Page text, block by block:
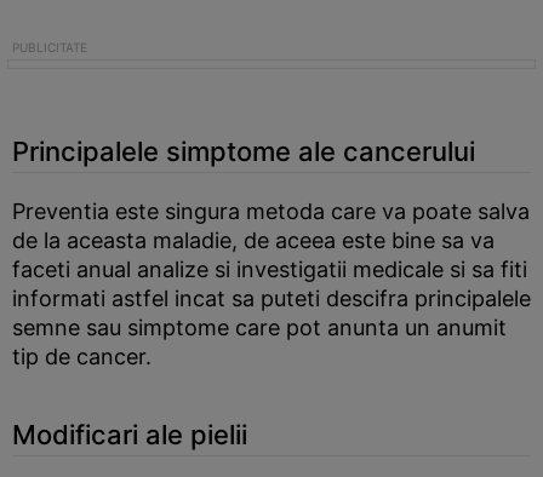
Principalele simptome ale cancerului
Preventia este singura metoda care va poate salva
de la aceasta maladie, de aceea este bine sa va
faceti anual analize si investigatii medicale si sa fiti
informati astfel incat sa puteti descifra principalele
semne sau simptome care pot anunta un anumit
tip de cancer.
Modificari ale pielii